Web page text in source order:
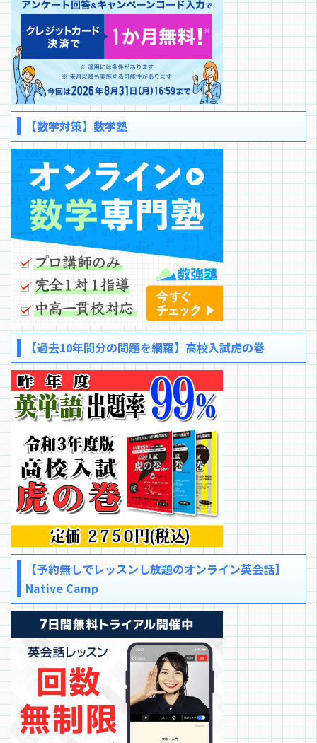
【数学対策】数学塾
【過去10年間分の問題を網羅】高校入試虎の巻
【予約無しでレッスンし放題のオンライン英会話】
Native Camp